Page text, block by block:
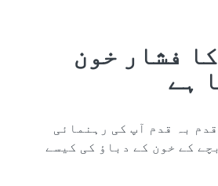
فشار خون
ہے
بہ قدم آپ کی رہنمائی
کے خون کے دباؤ کی کیسے